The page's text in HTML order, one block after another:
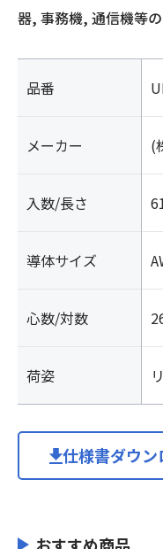
器, 事務機, 通信機等
品番
メーカー (
入数/長さ
導体サイズ
心数/対数
荷姿
仕様書ダウン